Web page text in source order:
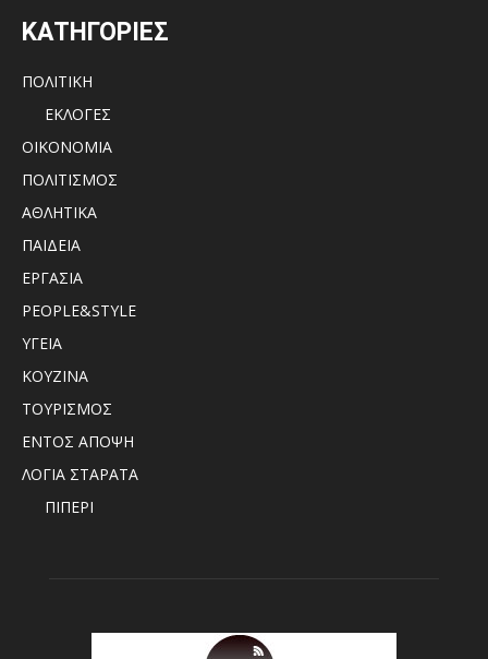
ΚΑΤΗΓΟΡΙΕΣ
ΠΟΛΙΤΙΚΗ
ΕΚΛΟΓΕΣ
ΟΙΚΟΝΟΜΙΑ
ΠΟΛΙΤΙΣΜΟΣ
ΑΘΛΗΤΙΚΑ
ΠΑΙΔΕΙΑ
ΕΡΓΑΣΙΑ
PEOPLE&STYLE
ΥΓΕΙΑ
ΚΟΥΖΙΝΑ
ΤΟΥΡΙΣΜΟΣ
ΕΝΤΟΣ ΑΠΟΨΗ
ΛΟΓΙΑ ΣΤΑΡΑΤΑ
ΠΙΠΕΡΙ